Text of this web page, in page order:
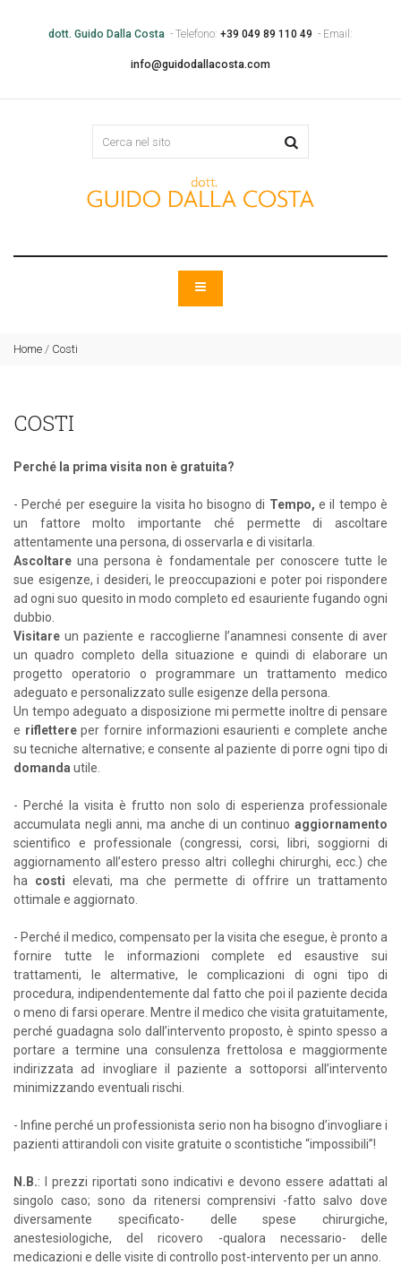
dott. Guido Dalla Costa - Telefono: +39 049 89 110 49 - Email:
info@guidodallacosta.com
Home / Costi
COSTI
Perché la prima visita non è gratuita?
- Perché per eseguire la visita ho bisogno di Tempo, e il tempo è
un fattore molto importante ché permette di ascoltare
attentamente una persona, di osservarla e di visitarla.
Ascoltare una persona è fondamentale per conoscere tutte le
sue esigenze, i desideri, le preoccupazioni e poter poi rispondere
ad ogni suo quesito in modo completo ed esauriente fugando ogni
dubbio.
Visitare un paziente e raccoglierne l’anamnesi consente di aver
un quadro completo della situazione e quindi di elaborare un
progetto operatorio o programmare un trattamento medico
adeguato e personalizzato sulle esigenze della persona.
Un tempo adeguato a disposizione mi permette inoltre di pensare
e riflettereper fornire informazioni esaurienti e complete anche
su tecniche alternative; e consente al paziente di porre ogni tipo di
domanda utile.
- Perché la visita è frutto non solo di esperienza professionale
accumulata negli anni, ma anche di un continuo aggiornamento
scientifico e professionale (congressi, corsi, libri, soggiorni di
aggiornamento all’estero presso altri colleghi chirurghi, ecc.) che
ha costi elevati, ma che permette di offrire un trattamento
ottimale e aggiornato.
- Perché il medico, compensato per la visita che esegue, è pronto a
fornire tutte le informazioni complete ed esaustive sui
trattamenti, le altermative, le complicazioni di ogni tipo di
procedura, indipendentemente dal fatto che poi il paziente decida
o meno di farsi operare. Mentre il medico che visita gratuitamente,
perché guadagna solo dall’intervento proposto, è spinto spesso a
portare a termine una consulenza frettolosa e maggiormente
indirizzata ad invogliare il paziente a sottoporsi all’intervento
minimizzando eventuali rischi.
- Infine perché un professionista serio non ha bisogno d’invogliare i
pazienti attirandoli con visite gratuite o scontistiche “impossibili”!
N.B.: I prezzi riportati sono indicativi e devono essere adattati al
singolo caso; sono da ritenersi comprensivi -fatto salvo dove
diversamente specificato- delle spese chirurgiche,
anestesiologiche, del ricovero -qualora necessario- delle
medicazioni e delle visite di controllo post-intervento per un anno.